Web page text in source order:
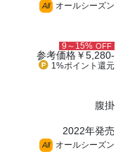
All オールシーズン
9～15% OFF
参考価格￥5,280-
1%ポイント 還元
腹掛
2022年発売
All オールシーズン